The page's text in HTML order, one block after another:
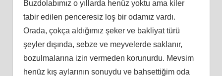
Buzdolabımız o yıllarda henüz yoktu ama kiler
tabir edilen penceresiz loş bir odamız vardı.
Orada, çokça aldığımız şeker ve bakliyat türü
şeyler dışında, sebze ve meyvelerde saklanır,
bozulmalarına izin vermeden korunurdu. Mevsim
henüz kış aylarının sonuydu ve bahsettiğim oda